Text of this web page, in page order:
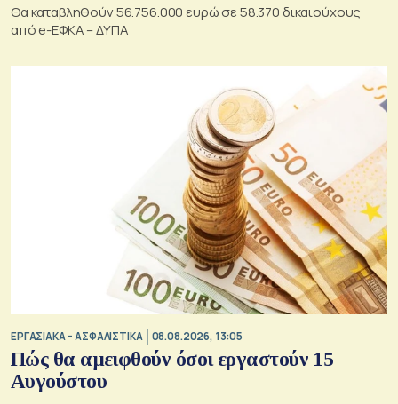
Θα καταβληθούν 56.756.000 ευρώ σε 58.370 δικαιούχους
από e-ΕΦΚΑ – ΔΥΠΑ
ΕΡΓΑΣΙΑΚΑ – ΑΣΦΑΛΙΣΤΙΚΑ 08.08.2026, 13:05
Πώς θα αμειφθούν όσοι εργαστούν 15
Αυγούστου